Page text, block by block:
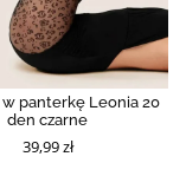
w panterkę Leonia 20
den czarne
39,99 zł